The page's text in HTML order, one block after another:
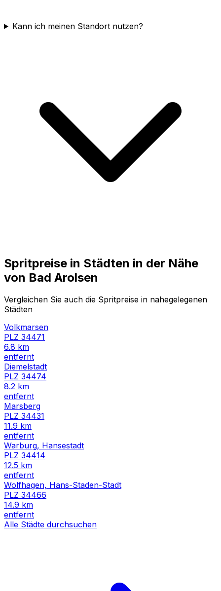
Kann ich meinen Standort nutzen?
Spritpreise in Städten in der Nähe
von Bad Arolsen
Vergleichen Sie auch die Spritpreise in nahegelegenen
Städten
Volkmarsen
PLZ 34471
6.8 km
entfernt
Diemelstadt
PLZ 34474
8.2 km
entfernt
Marsberg
PLZ 34431
11.9 km
entfernt
Warburg, Hansestadt
PLZ 34414
12.5 km
entfernt
Wolfhagen, Hans-Staden-Stadt
PLZ 34466
14.9 km
entfernt
Alle Städte durchsuchen